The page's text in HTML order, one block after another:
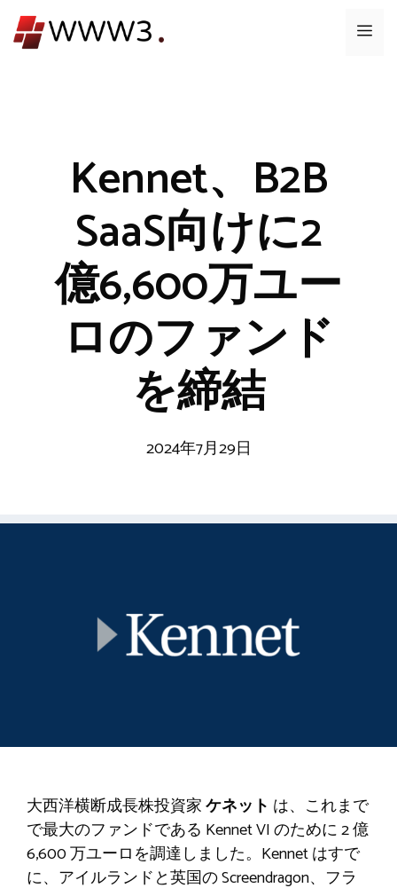
ン
メ
Kennet、B2B
SaaS向けに2
億6,600万ユー
ロのファンド
を締結
2024年7月29日
大西洋横断成長株投資家ケネット は、これまで
で最大のファンドである Kennet VI のために 2 億
6,600 万ユーロを調達しました。Kennet はすで
に、アイルランドと英国の Screendragon、フラ